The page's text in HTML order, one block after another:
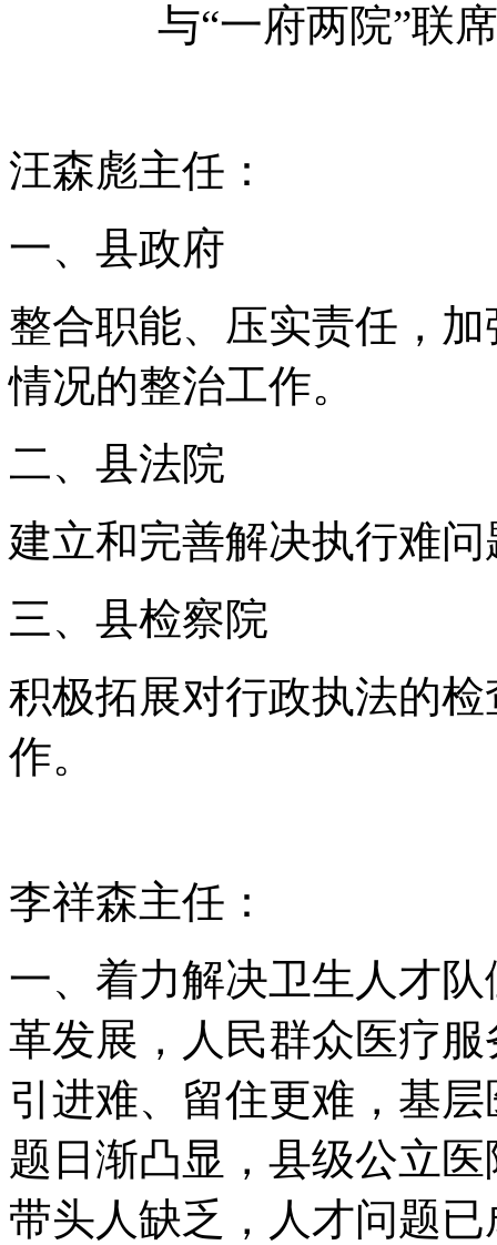
与“一府两院”联
汪森彪主任：
一、县政府
整合职能、压实责任，
情况的整治工作。
二、县法院
建立和完善解决执行难
三、县检察院
积极拓展对行政执法的
作。
李祥森主任：
一、着力解决卫生人才
革发展，人民群众医疗
引进难、留住更难，基
题日渐凸显，县级公立
带头人缺乏，人才问题